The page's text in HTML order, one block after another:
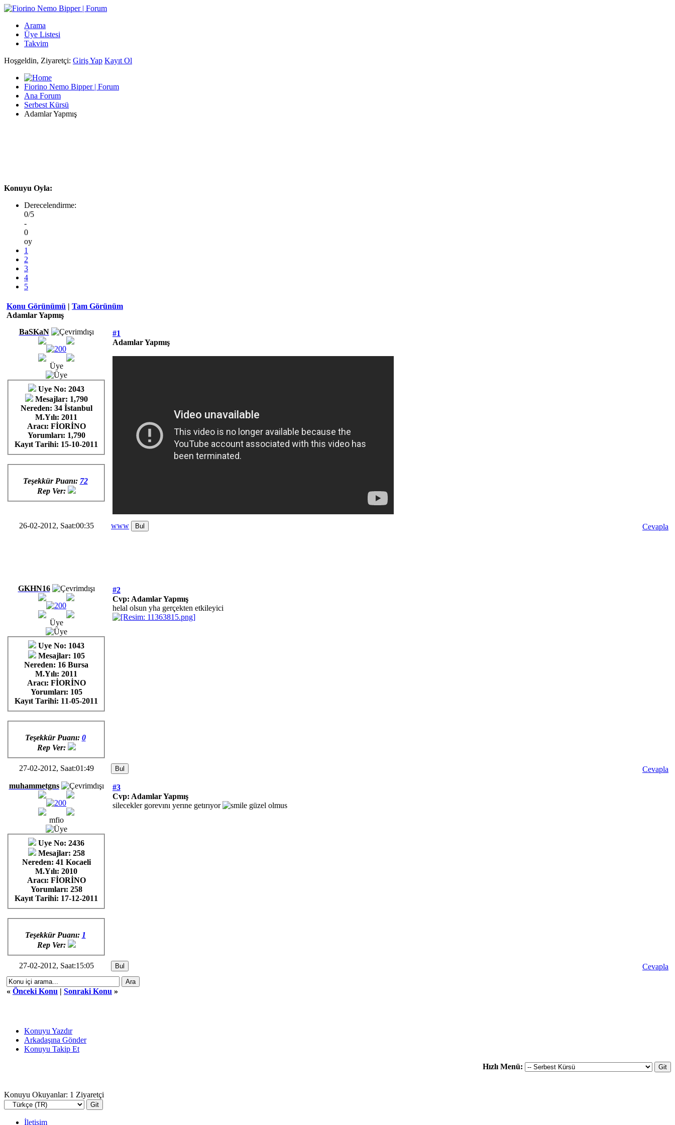
Arama
Üye Listesi
Takvim
Hoşgeldin, Ziyaretçi: Giriş Yap Kayıt Ol
Fiorino Nemo Bipper | Forum
Ana Forum
Serbest Kürsü
Adamlar Yapmış
Konuyu Oyla:
Derecelendirme:
0/5
-
0
oy
1
2
3
4
5
Konu Görünümü | Tam Görünüm
Adamlar Yapmış
BaSKaN
Üye
Uye No: 2043
Mesajlar: 1,790
Nereden: 34 İstanbul
M.Yılı: 2011
Aracı: FİORİNO
Yorumları: 1,790
Kayıt Tarihi: 15-10-2011
Teşekkür Puanı: 72
Rep Ver:
#1
Adamlar Yapmış
26-02-2012, Saat:00:35 www Cevapla
GKHN16
Üye
Uye No: 1043
Mesajlar: 105
Nereden: 16 Bursa
M.Yılı: 2011
Aracı: FİORİNO
Yorumları: 105
Kayıt Tarihi: 11-05-2011
Teşekkür Puanı: 0
Rep Ver:
#2
Cvp: Adamlar Yapmış
helal olsun yha gerçekten etkileyici
27-02-2012, Saat:01:49
Cevapla
muhammetgns
mfio
Uye No: 2436
Mesajlar: 258
Nereden: 41 Kocaeli
M.Yılı: 2010
Aracı: FİORİNO
Yorumları: 258
Kayıt Tarihi: 17-12-2011
Teşekkür Puanı: 1
Rep Ver:
#3
Cvp: Adamlar Yapmış
silecekler gorevını yerıne getırıyor
güzel olmus
27-02-2012, Saat:15:05 Cevapla
« Önceki Konu | Sonraki Konu »
Konuyu Yazdır
Arkadaşına Gönder
Konuyu Takip Et
Hızlı Menü:
Konuyu Okuyanlar: 1 Ziyaretçi
İletişim